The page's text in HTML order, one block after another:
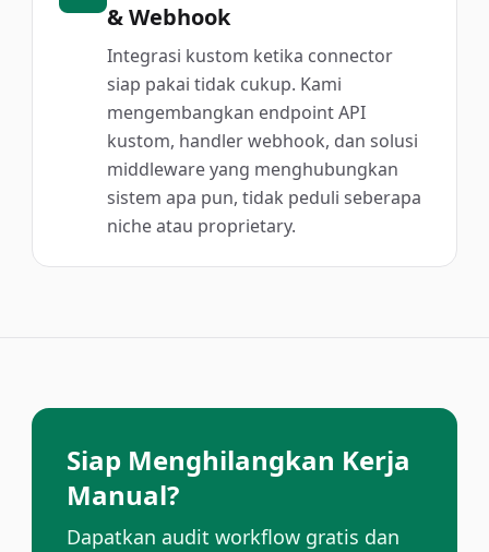
& Webhook
Integrasi kustom ketika connector
siap pakai tidak cukup. Kami
mengembangkan endpoint API
kustom, handler webhook, dan solusi
middleware yang menghubungkan
sistem apa pun, tidak peduli seberapa
niche atau proprietary.
Siap Menghilangkan Kerja
Manual?
Dapatkan audit workflow gratis dan